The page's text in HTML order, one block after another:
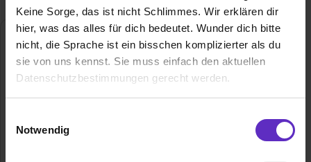
Keine Sorge, das ist nicht Schlimmes. Wir erklären dir
hier, was das alles für dich bedeutet. Wunder dich bitte
nicht, die Sprache ist ein bisschen komplizierter als du
sie von uns kennst. Sie muss einfach den aktuellen
Datenschutzbestimmungen gerecht werden.
Notwendig